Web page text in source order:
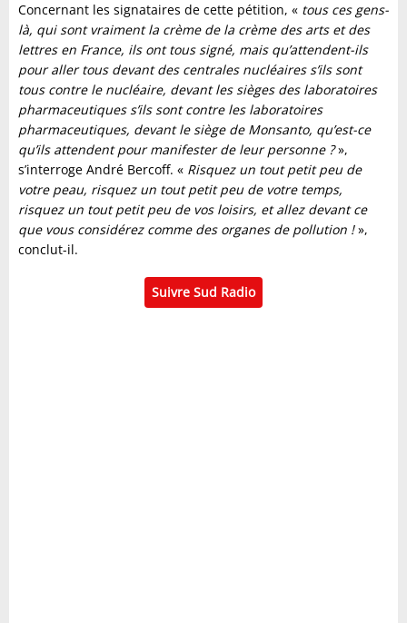
Concernant les signataires de cette pétition, « tous ces gens-
là, qui sont vraiment la crème de la crème des arts et des
lettres en France, ils ont tous signé, mais qu’attendent-ils
pour aller tous devant des centrales nucléaires s’ils sont
tous contre le nucléaire, devant les sièges des laboratoires
pharmaceutiques s’ils sont contre les laboratoires
pharmaceutiques, devant le siège de Monsanto, qu’est-ce
qu’ils attendent pour manifester de leur personne ?»,
s’interroge André Bercoff. « Risquez un tout petit peu de
votre peau, risquez un tout petit peu de votre temps,
risquez un tout petit peu de vos loisirs, et allez devant ce
que vous considérez comme des organes de pollution !»,
conclut-il.
Suivre Sud Radio